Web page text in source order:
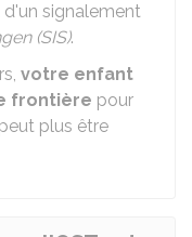
signalement
(SIS).
votre enfant
frontière pour
plus être